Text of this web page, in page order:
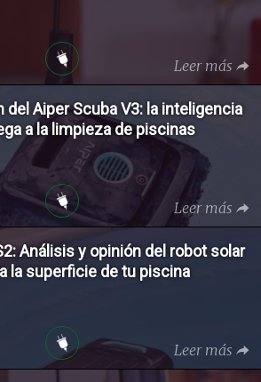
Leer más
del Aiper Scuba V3: la inteligencia
a la limpieza de piscinas
Leer más
Análisis y opinión del robot solar
la superficie de tu piscina
Leer más